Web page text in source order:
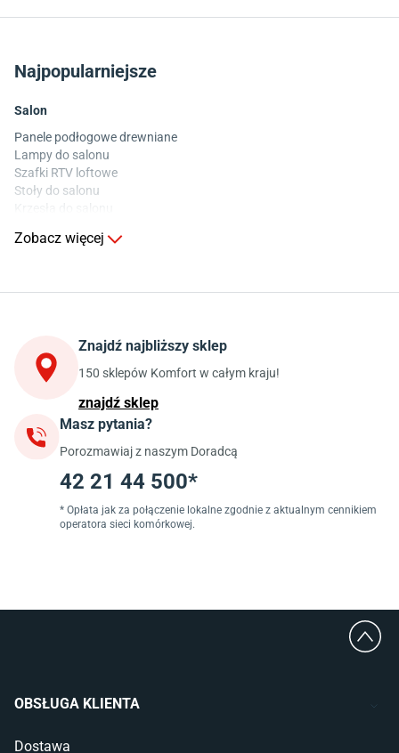
Najpopularniejsze
Salon
Panele podłogowe drewniane
Lampy do salonu
Szafki RTV loftowe
Stoły do salonu
Stoły do kuchni
Szafki kuchenne wiszące (górne)
Szafki pod zlewozmywak
Blaty kuchenne laminowane
Jadalnia
Stoły do jadalni
Krzesła do jadalni
Dywany szare
Lampy w stylu loftowym
Lampy wiszące do jadalni
Wanny Cersanit
Zobacz więcej
Znajdź najbliższy sklep
150 sklepów Komfort w całym kraju!
znajdź sklep
Masz pytania?
Porozmawiaj z naszym Doradcą
42 21 44 500*
* Opłata jak za połączenie lokalne zgodnie z aktualnym cennikiem
operatora sieci komórkowej.
OBSŁUGA KLIENTA
Dostawa